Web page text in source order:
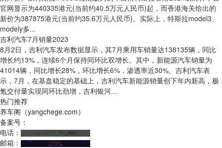
官网显示为440335港元(当前约40.5万元人民币)起，而香港海关给出的
新价为387875港元(当前约35.6万元人民币)。实际上，特斯拉model3、
modely多...
吉利汽车7月销量2023
8月2日，吉利汽车发布数据显示，其7月乘用车销量达138135辆，同比
增长约13%，连续6个月保持同环比双增长。其中，新能源汽车销量为
41014辆，同比增长28%，环比增长6%，渗透率近30%。吉利汽车表
示，7月，在基盘稳定的基础上，吉利汽车新能源销量创下年内新高，极
氪交付量实现同环比劲增，吉利银河...
热门推荐
养车阁（yangchege.com）
备案号：
电话：
邮箱：